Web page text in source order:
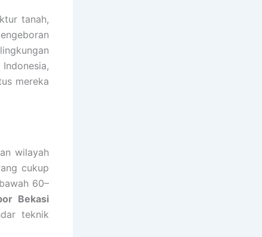
tanah,
mereka
wilayah
cukup
60–
Bekasi
teknik